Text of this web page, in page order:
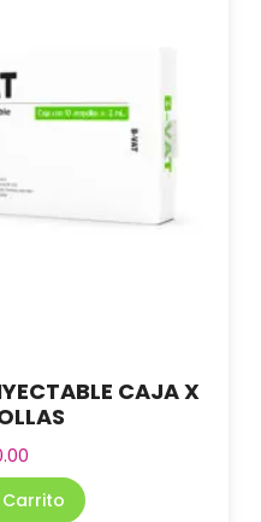
CAJA X